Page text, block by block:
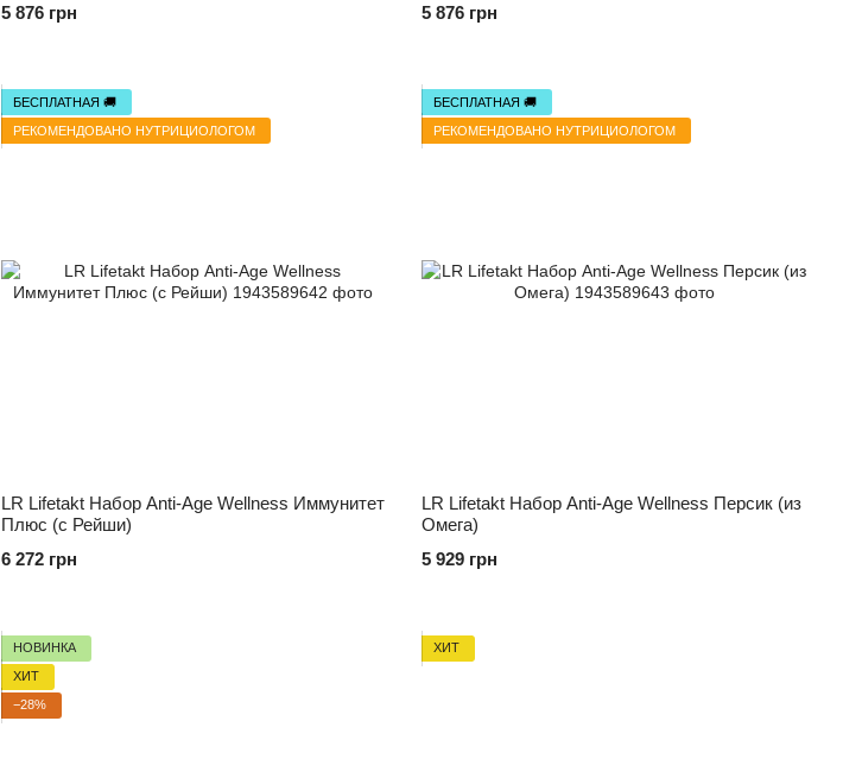
5 876 грн
5 876 грн
БЕСПЛАТНАЯ 🚚
РЕКОМЕНДОВАНО НУТРИЦИОЛОГОМ
LR Lifetakt Набор Anti-Age Wellness Иммунитет
Плюс (с Рейши)
6 272 грн
БЕСПЛАТНАЯ 🚚
РЕКОМЕНДОВАНО НУТРИЦИОЛОГОМ
LR Lifetakt Набор Anti-Age Wellness Персик (из
Омега)
5 929 грн
НОВИНКА
ХИТ
−28%
ХИТ